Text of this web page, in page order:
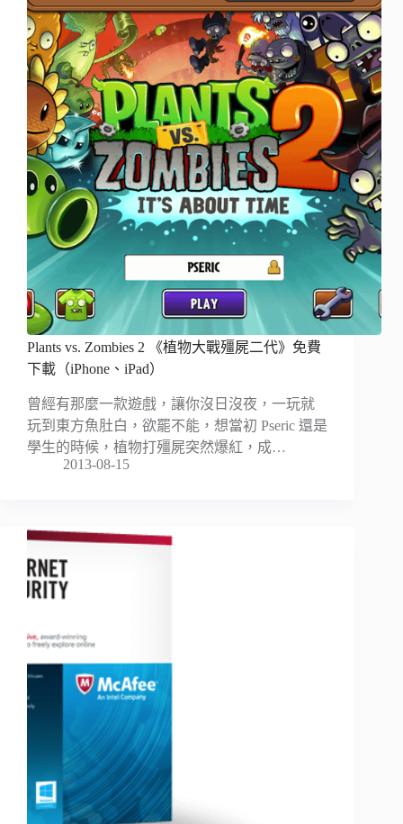
Plants vs. Zombies 2 《植物大戰殭屍二代》免費
下載（iPhone、iPad）
曾經有那麼一款遊戲，讓你沒日沒夜，一玩就
玩到東方魚肚白，欲罷不能，想當初 Pseric 還是
學生的時候，植物打殭屍突然爆紅，成…
2013-08-15